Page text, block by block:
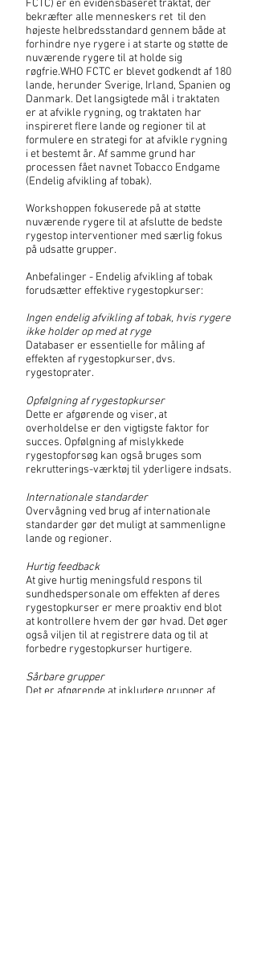
FCTC) er en evidensbaseret traktat, der
bekræfter alle menneskers ret til den
højeste helbredsstandard gennem både at
forhindre nye rygere i at starte og støtte de
nuværende rygere til at holde sig
røgfrie.WHO FCTC er blevet godkendt af 180
lande, herunder Sverige, Irland, Spanien og
Danmark. Det langsigtede mål i traktaten
er at afvikle rygning, og traktaten har
inspireret flere lande og regioner til at
formulere en strategi for at afvikle rygning
i et bestemt år. Af samme grund har
processen fået navnet Tobacco Endgame
(Endelig afvikling af tobak).
Workshoppen fokuserede på at støtte
nuværende rygere til at afslutte de bedste
rygestop interventioner med særlig fokus
på udsatte grupper.
Anbefalinger - Endelig afvikling af tobak
forudsætter effektive rygestopkurser:
Ingen endelig afvikling af tobak, hvis rygere
ikke holder op med at ryge
Databaser er essentielle for måling af
effekten af rygestopkurser, dvs.
rygestoprater.
Opfølgning af rygestopkurser
Dette er afgørende og viser, at
overholdelse er den vigtigste faktor for
succes. Opfølgning af mislykkede
rygestopforsøg kan også bruges som
rekrutterings-værktøj til yderligere indsats.
Internationale standarder
Overvågning ved brug af internationale
standarder gør det muligt at sammenligne
lande og regioner.
Hurtig feedback
At give hurtig meningsfuld respons til
sundhedspersonale om effekten af ​​deres
rygestopkurser er mere proaktiv end blot
at kontrollere hvem der gør hvad. Det øger
også viljen til at registrere data og til at
forbedre rygestopkurser hurtigere.
Sårbare grupper
Det er afgørende at inkludere grupper af